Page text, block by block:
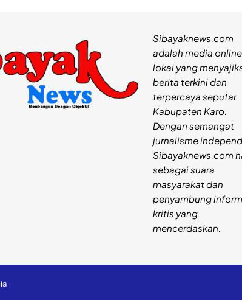
Sibayaknews.com
adalah media online
lokal yang
berita terkini dan
terpercaya seputar
Kabupaten Karo.
Dengan semangat
jurnalisme
Sibayaknews.com
sebagai suara
masyarakat dan
penyambung
kritis yang
mencerdaskan.